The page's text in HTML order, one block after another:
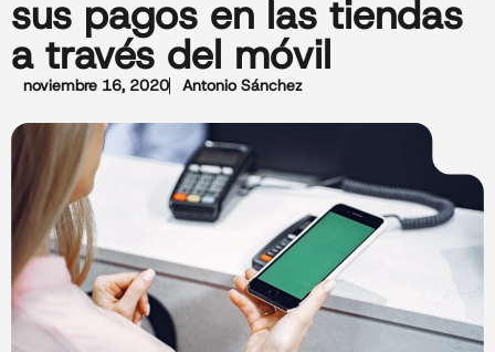
sus pagos en las tiendas
a través del móvil
noviembre 16, 2020 Antonio Sánchez